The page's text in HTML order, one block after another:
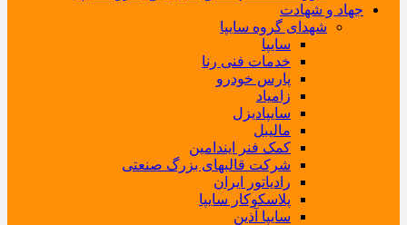
جهاد و شهادت
شهدای گروه سایپا
سایپا
خدمات فنی رنا
پارس خودرو
زامیاد
سایپادیزل
مالیبل
کمک فنر ایندامین
شرکت قالبهای بزرگ صنعتی
رادیاتور ایران
پلاسکوکار سایپا
سایپا آذین